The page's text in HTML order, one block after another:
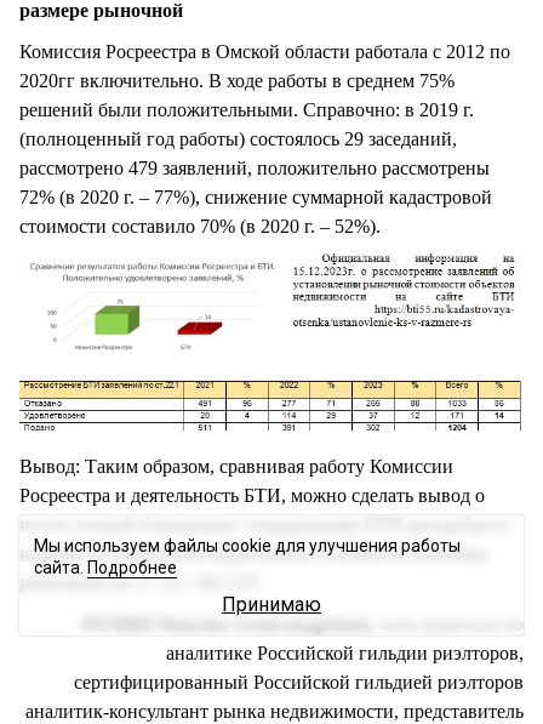
размере рыночной
Комиссия Росреестра в Омской области работала с 2012 по
2020гг включительно. В ходе работы в среднем 75%
решений были положительными. Справочно: в 2019 г.
(полноценный год работы) состоялось 29 заседаний,
рассмотрено 479 заявлений, положительно рассмотрены
72% (в 2020 г. – 77%), снижение суммарной кадастровой
стоимости составило 70% (в 2020 г. – 52%).
Вывод: Таким образом, сравнивая работу Комиссии
Росреестра и деятельность БТИ, можно сделать вывод о
почти полной блокировке сотрудниками БТИ досудебного
порядка установления кадастровой стоимости в размере
рыночной по ст. 22.1 ФЗ 237.
РЕПИН Максим Александрович
, член комитета по
аналитике Российской гильдии риэлторов,
сертифицированный Российской гильдией риэлторов
аналитик-консультант рынка недвижимости, представитель
Мы используем файлы cookie для улучшения работы
сайта. Подробнее
Принимаю